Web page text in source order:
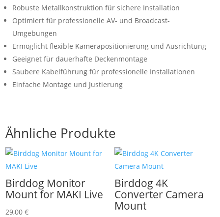
Robuste Metallkonstruktion für sichere Installation
Optimiert für professionelle AV- und Broadcast-
Umgebungen
Ermöglicht flexible Kamerapositionierung und Ausrichtung
Geeignet für dauerhafte Deckenmontage
Saubere Kabelführung für professionelle Installationen
Einfache Montage und Justierung
Ähnliche Produkte
Birddog Monitor
Mount for MAKI Live
29,00€
Birddog 4K
Converter Camera
Mount